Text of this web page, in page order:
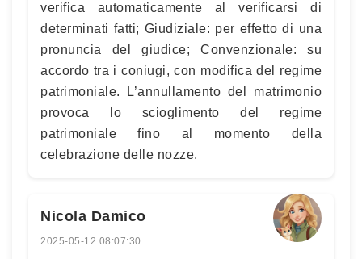
verifica automaticamente al verificarsi di
determinati fatti; Giudiziale: per effetto di una
pronuncia del giudice; Convenzionale: su
accordo tra i coniugi, con modifica del regime
patrimoniale. L’annullamento del matrimonio
provoca lo scioglimento del regime
patrimoniale fino al momento della
celebrazione delle nozze.
Nicola Damico
2025-05-12 08:07:30